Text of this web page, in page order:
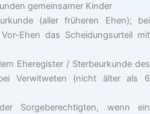
gemeinsamer Kinder
(aller früheren Ehen); bei
Ehen das Scheidungsurteil mit
Eheregister / Sterbeurkunde des
Verwitweten (nicht älter als 6
Sorgeberechtigten, wenn ein